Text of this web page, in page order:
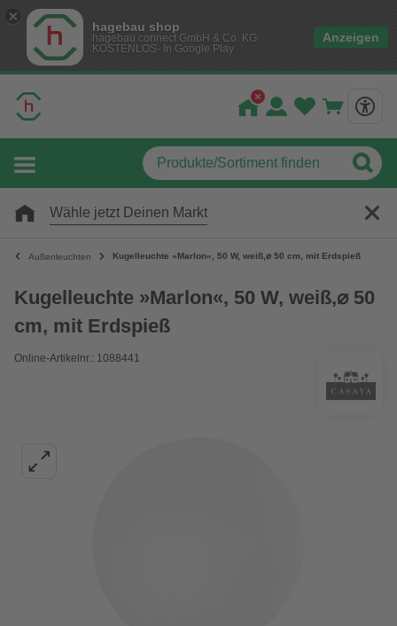
hagebau shop
hagebau connect GmbH & Co. KG
KOSTENLOS- In Google Play
Anzeigen
Wähle jetzt Deinen Markt
Außenleuchten Kugelleuchte »Marlon«, 50 W, weiß,⌀ 50 cm, mit Erdspieß
Kugelleuchte »Marlon«, 50 W, weiß,⌀ 50
cm, mit Erdspieß
Online-Artikelnr.: 1088441